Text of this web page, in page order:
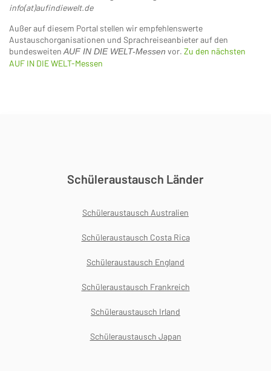
info(at)aufindiewelt.de
Außer auf diesem Portal stellen wir empfehlenswerte
Austauschorganisationen und Sprachreiseanbieter auf den
bundesweiten AUF IN DIE WELT-Messen vor. Zu den nächsten
AUF IN DIE WELT-Messen
Schüleraustausch Länder
Schüleraustausch Australien
Schüleraustausch Costa Rica
Schüleraustausch England
Schüleraustausch Frankreich
Schüleraustausch Irland
Schüleraustausch Japan